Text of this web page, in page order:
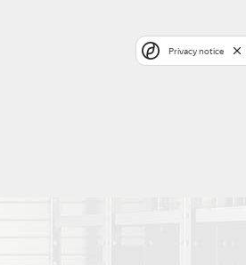
Privacy notice